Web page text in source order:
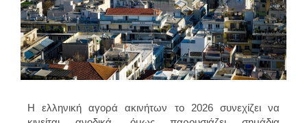
Η ελληνική αγορά ακινήτων το 2026 συνεχίζει να